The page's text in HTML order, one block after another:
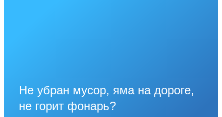
Не убран мусор, яма на дороге,
не горит фонарь?